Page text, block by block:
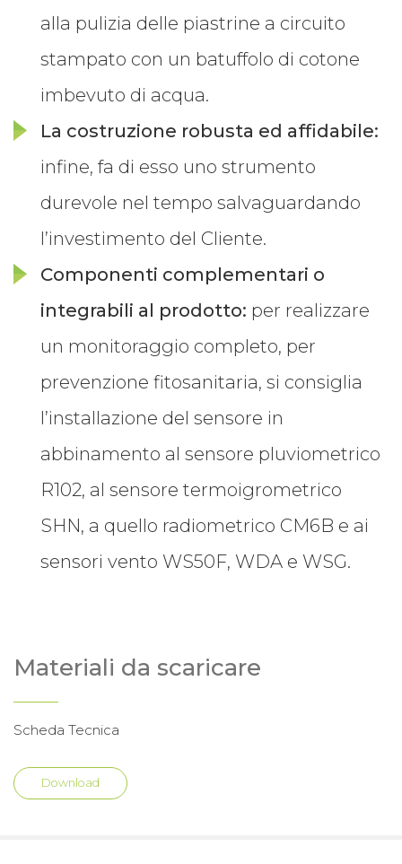
alla pulizia delle piastrine a circuito
stampato con un batuffolo di cotone
imbevuto di acqua.
La costruzione robusta ed affidabile:
infine, fa di esso uno strumento
durevole nel tempo salvaguardando
l’investimento del Cliente.
Componenti complementari o
integrabili al prodotto: per realizzare
un monitoraggio completo, per
prevenzione fitosanitaria, si consiglia
l’installazione del sensore in
abbinamento al sensore pluviometrico
R102, al sensore termoigrometrico
SHN, a quello radiometrico CM6B e ai
sensori vento WS50F, WDA e WSG.
Materiali da scaricare
Scheda Tecnica
Download